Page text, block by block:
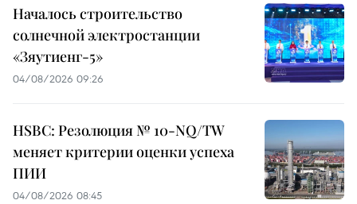
Началось строительство
солнечной электростанции
«Зяутиенг-5»
04/08/2026 09:26
HSBC: Резолюция № 10-NQ/TW
меняет критерии оценки успеха
ПИИ
04/08/2026 08:45